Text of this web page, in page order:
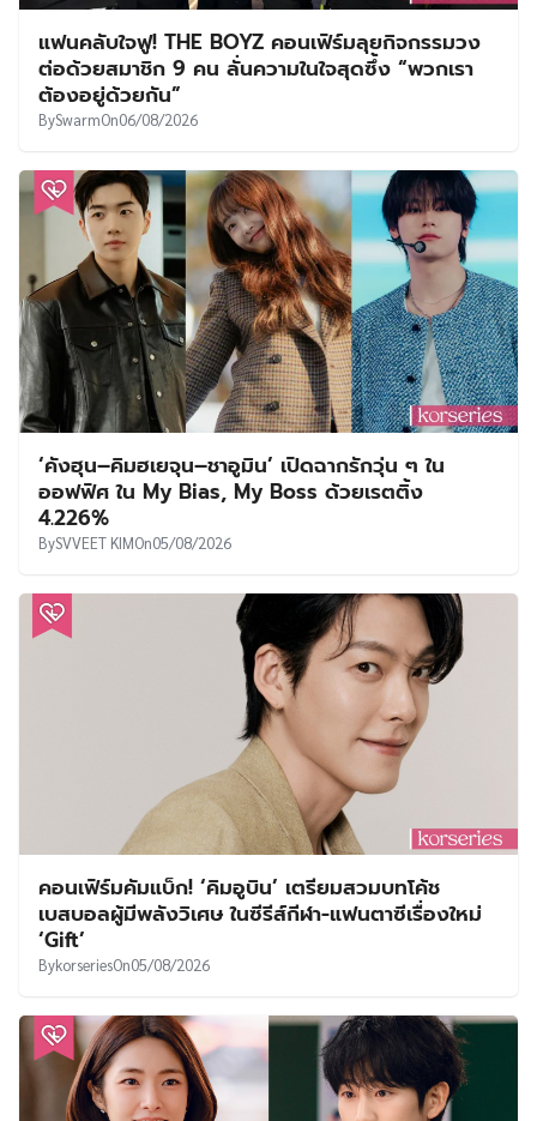
แฟนคลับใจฟู! THE BOYZ คอนเฟิร์มลุยกิจกรรมวง
ต่อด้วยสมาชิก 9 คน ลั่นความในใจสุดซึ้ง “พวกเรา
ต้องอยู่ด้วยกัน”
BySwarmOn06/08/2026
‘คังฮุน–คิมฮเยจุน–ชาอูมิน’ เปิดฉากรักวุ่น ๆ ใน
ออฟฟิศ ใน My Bias, My Boss ด้วยเรตติ้ง
4.226%
BySVVEET KIMOn05/08/2026
คอนเฟิร์มคัมแบ็ก! ‘คิมอูบิน’ เตรียมสวมบทโค้ช
เบสบอลผู้มีพลังวิเศษ ในซีรีส์กีฬา-แฟนตาซีเรื่องใหม่
‘Gift’
BykorseriesOn05/08/2026